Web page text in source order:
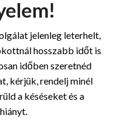
jelenleg leterhelt,
hosszabb időt is
időben szeretnéd
kérjük, rendelj minél
a késéseket és a